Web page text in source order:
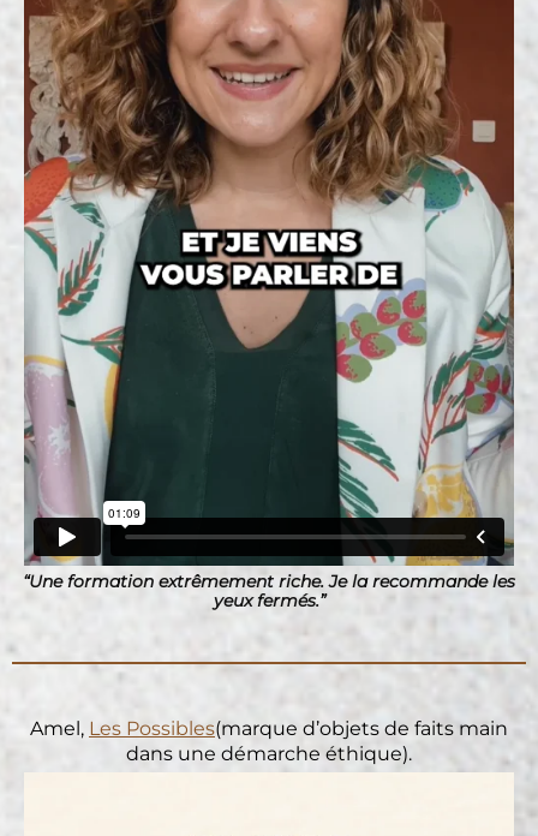
“Une formation extrêmement riche. Je la recommande les
yeux fermés.”
Amel, Les Possibles(marque d’objets de faits main
dans une démarche éthique).